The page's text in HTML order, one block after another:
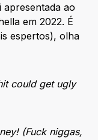
ao
em 2022. É
espertos), olha
could get ugly
(Fuck niggas,